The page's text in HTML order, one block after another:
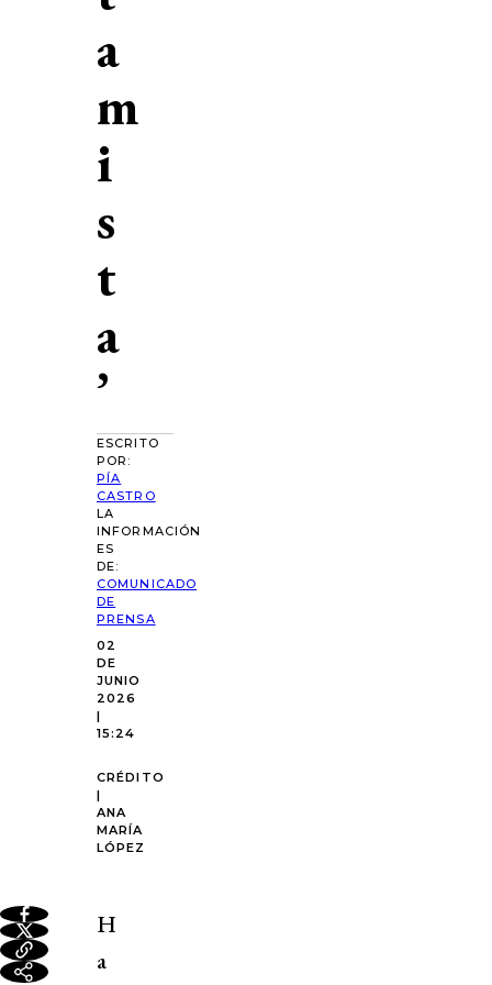
a
m
i
s
t
a
’
ESCRITO
POR:
PÍA
CASTRO
LA
INFORMACIÓN
ES
DE:
COMUNICADO
DE
PRENSA
02
DE
JUNIO
2026
|
15:24
CRÉDITO
|
ANA
MARÍA
LÓPEZ
H
a